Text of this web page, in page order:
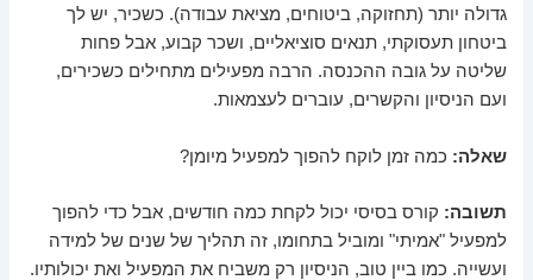
גדולה יותר (תחזוקה, ביטוחים, מציאת עבודה). כשכיר, יש לך
ביטחון תעסוקתי, תנאים סוציאליים, ושכר קבוע, אבל פחות
שליטה על גובה ההכנסה. הרבה מפעילים מתחילים כשכירים,
ועם הניסיון והקשרים, עוברים לעצמאות.
שאלה: כמה זמן לוקח להפוך למפעיל מיומן?
תשובה: קורס בסיסי יכול לקחת כמה חודשים, אבל כדי להפוך
למפעיל "אמיתי" ומוביל בתחומו, זה תהליך שלשנים של למידה
ועשייה. כמו ביין טוב, הניסיון רק משביח את המפעיל ואת יכולותיו.